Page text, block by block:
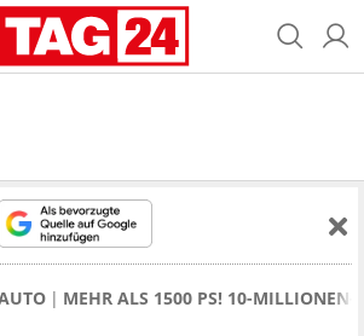
MEHR ALS 1500 PS! 10-MILLIONEN-